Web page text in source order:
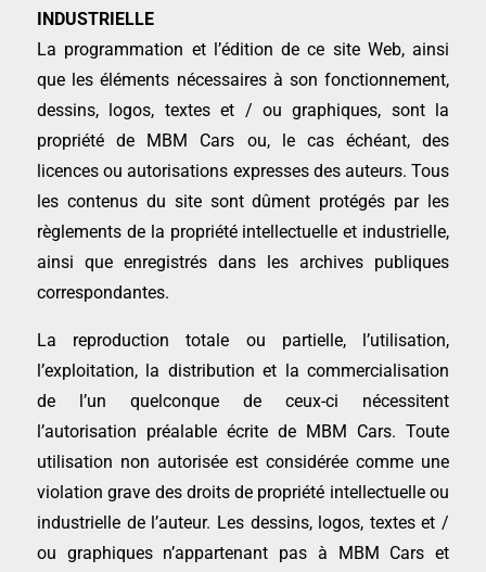
INDUSTRIELLE
La programmation et l’édition de ce site Web, ainsi
que les éléments nécessaires à son fonctionnement,
dessins, logos, textes et / ou graphiques, sont la
propriété de MBM Cars ou, le cas échéant, des
licences ou autorisations expresses des auteurs. Tous
les contenus du site sont dûment protégés par les
règlements de la propriété intellectuelle et industrielle,
ainsi que enregistrés dans les archives publiques
correspondantes.
La reproduction totale ou partielle, l’utilisation,
l’exploitation, la distribution et la commercialisation
de l’un quelconque de ceux-ci nécessitent
l’autorisation préalable écrite de MBM Cars. Toute
utilisation non autorisée est considérée comme une
violation grave des droits de propriété intellectuelle ou
industrielle de l’auteur. Les dessins, logos, textes et /
ou graphiques n’appartenant pas à MBM Cars et